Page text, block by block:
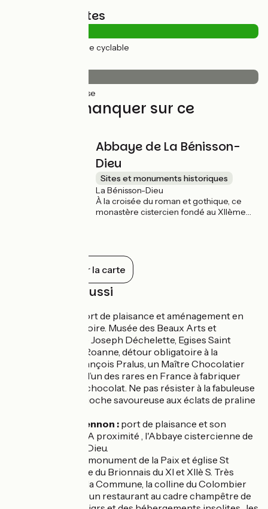
Types de routes
(100%) Voie cyclable
(100%) Lisse
À ne pas manquer sur ce
Abbaye de La Bénisson-
Dieu
Sites et monuments historiques
La Bénisson-Dieu
À la croisée du roman et gothique, ce
monastère cistercien fondé au XIIème
payante ce qui permet de contempler
de plus près sa toiture colorée.
Tout afficher sur la carte
À découvrir aussi
Port de plaisance et aménagement en
bord de de Loire. Musée des Beaux Arts et
Archéologie Joseph Déchelette, Egises Saint
Anne.Dans Roanne, détour obligatoire à la
boutique François Pralus, un Maître Chocolatier
d’exception, l’un des rares en France à fabriquer
son propre chocolat. Ne pas résister à la fabuleuse
Praluline, Brioche savoureuse aux éclats de praline
Port de Briennon : port de plaisance et son
MuséoParc. A proximité , l'Abbaye cistercienne de
la Bénisson Dieu.
: monument de la Paix et église St
Marcel, église du Brionnais du XI et XIIè S. Très
réputée sur la Commune, la colline du Colombier
qui accueille un restaurant au cadre champêtre de